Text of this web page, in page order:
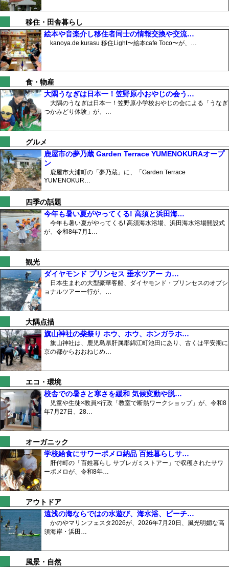
移住・田舎暮らし
絵本や音楽介し移住者同士の情報交換や交流…
kanoya.de.kurasu 移住Light〜絵本cafe Toco〜が、…
食・物産
大隅うなぎは日本一！笠野原小おやじの会う…
大隅のうなぎは日本一！笠野原小学校おやじの会による「うなぎ
つかみどり体験」が、…
グルメ
鹿屋市の夢乃蔵 Garden Terrace YUMENOKURAオープ
ン
鹿屋市大浦町の「夢乃蔵」に、「Garden Terrace
YUMENOKUR…
四季の話題
今年も暑い夏がやってくる! 高須と浜田海…
今年も暑い夏がやってくる! 高須海水浴場、浜田海水浴場開設式
が、令和8年7月1…
観光
ダイヤモンド プリンセス 垂水ツアー カ…
日本生まれの大型豪華客船、ダイヤモンド・プリンセスのオプシ
ョナルツアー一行が、…
大隅点描
旗山神社の柴祭り ホウ、ホウ、ホンガラホ…
旗山神社は、鹿児島県肝属郡錦江町池田にあり、古くは平安期に
京の都からおおねじめ…
エコ・環境
校舎での暑さと寒さを緩和 気候変動や脱…
児童や生徒×教員×行政「教室で断熱ワークショップ」が、令和8
年7月27日、28…
オーガニック
学校給食にサワーポメロ納品 百姓暮らしサ…
肝付町の「百姓暮らし サブレガミストアー」で収穫されたサワ
ーポメロが、令和8年…
アウトドア
遠浅の海ならではの水遊び、海水浴、ビーチ…
かのやマリンフェスタ2026が、2026年7月20日、風光明媚な高
須海岸・浜田…
風景・自然